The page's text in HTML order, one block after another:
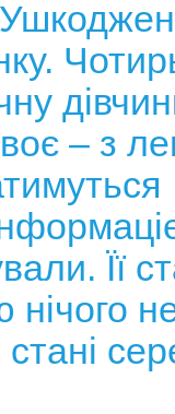
– з
Її
нічого